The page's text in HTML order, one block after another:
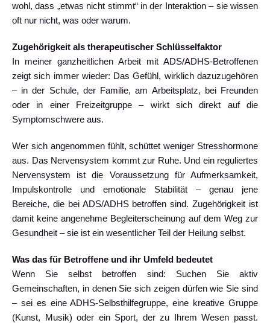
wohl, dass „etwas nicht stimmt“ in der Interaktion – sie wissen
oft nur nicht, was oder warum.
Zugehörigkeit als therapeutischer Schlüsselfaktor
In meiner ganzheitlichen Arbeit mit ADS/ADHS-Betroffenen
zeigt sich immer wieder: Das Gefühl, wirklich dazuzugehören
– in der Schule, der Familie, am Arbeitsplatz, bei Freunden
oder in einer Freizeitgruppe – wirkt sich direkt auf die
Symptomschwere aus.
Wer sich angenommen fühlt, schüttet weniger Stresshormone
aus. Das Nervensystem kommt zur Ruhe. Und ein reguliertes
Nervensystem ist die Voraussetzung für Aufmerksamkeit,
Impulskontrolle und emotionale Stabilität – genau jene
Bereiche, die bei ADS/ADHS betroffen sind. Zugehörigkeit ist
damit keine angenehme Begleiterscheinung auf dem Weg zur
Gesundheit – sie ist ein wesentlicher Teil der Heilung selbst.
Was das für Betroffene und ihr Umfeld bedeutet
Wenn Sie selbst betroffen sind: Suchen Sie aktiv
Gemeinschaften, in denen Sie sich zeigen dürfen wie Sie sind
– sei es eine ADHS-Selbsthilfegruppe, eine kreative Gruppe
(Kunst, Musik) oder ein Sport, der zu Ihrem Wesen passt.